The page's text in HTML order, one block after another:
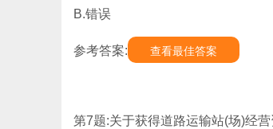
B.错误
参考答案: 查看最佳答案
第7题:关于获得道路运输站(场)经